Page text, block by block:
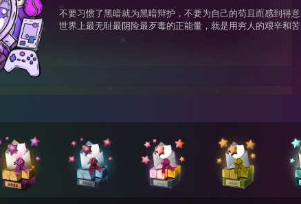
不要习惯了黑暗就为黑暗辩护，不要为自己的苟且而感到得
世界上最无耻最阴险最歹毒的正能量，就是用穷人的艰辛和